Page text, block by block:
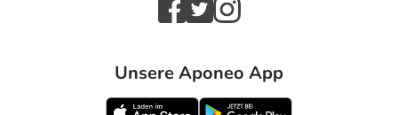
- Magen-Darm-Beschwerden, wie:
Unsere Aponeo App